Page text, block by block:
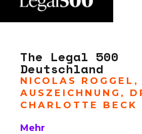
The Legal 500
Deutschland
NICOLAS ROGGEL ,
AUSZEICHNUNG ,
CHARLOTTE BECK
Mehr